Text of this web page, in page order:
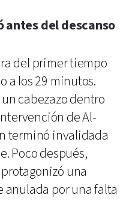
antes del descanso
del primer tiempo
a los 29 minutos.
cabezazo dentro
de Al-
terminó invalidada
Poco después,
una
anulada por una falta